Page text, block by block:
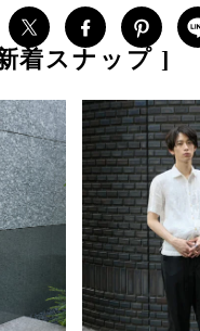
着スナップ ]